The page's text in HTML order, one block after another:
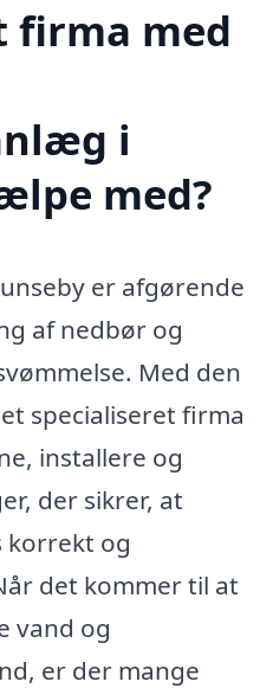
firma med
i
med?
er afgørende
af nedbør og
Med den
specialiseret firma
installere og
der sikrer, at
korrekt og
det kommer til at
vand og
er der mange